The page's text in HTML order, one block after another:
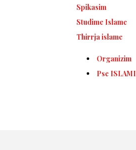
Spikasim
Studime Islame
Thirrja islame
Organizim
Pse ISLAMI